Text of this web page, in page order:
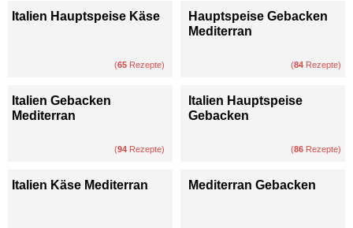
Italien Hauptspeise Käse
(65 Rezepte)
Hauptspeise Gebacken
Mediterran
(84 Rezepte)
Italien Gebacken
Mediterran
(94 Rezepte)
Italien Hauptspeise
Gebacken
(86 Rezepte)
Italien Käse Mediterran Mediterran Gebacken